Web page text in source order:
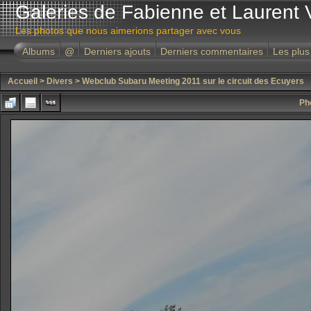
Galeries de Fabienne et Laurent
Les photos que nous aimerions partager avec vous
Albums
@ Derniers ajouts Derniers commentaires Les
Accueil > Divers > Webclub Subaru Meeting 2011 sur le circuit des Ecuyers